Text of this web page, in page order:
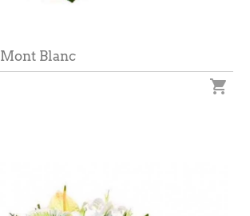
Blanc
